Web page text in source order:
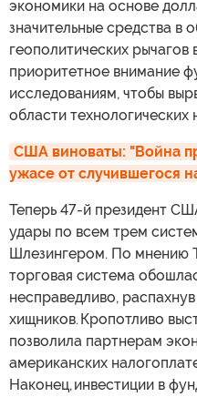
экономики на основе
значительные средства в
геополитических рычагов
приоритетное внимание
исследованиям, чтобы
области технологических
США виноваты: "Война
ужасе от случившегося
Теперь 47-й президент
удары по всем трем
Шлезингером. По мнению
торговая система
несправедливо,
хищников. Кропотливо
позволила партнерам
американских
Наконец, инвестиции в